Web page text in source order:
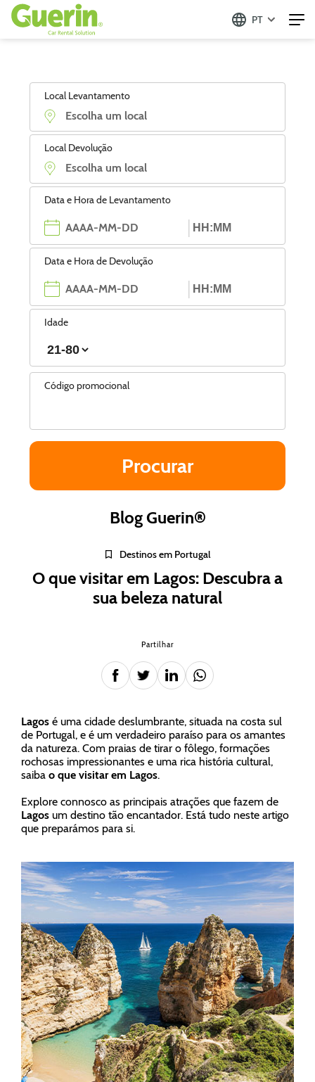
PT
Local Levantamento
Local Devolução
Data e Hora de Levantamento
Data e Hora de Devolução
Idade
Código promocional
Blog Guerin®
Destinos em Portugal
O que visitar em Lagos: Descubra a
sua beleza natural
Partilhar
Lagos é uma cidade deslumbrante, situada na costa sul
de Portugal, e é um verdadeiro paraíso para os amantes
da natureza. Com praias de tirar o fôlego, formações
rochosas impressionantes e uma rica história cultural,
saiba o que visitar em Lagos.
Explore connosco as principais atrações que fazem de
Lagos um destino tão encantador. Está tudo neste artigo
que preparámos para si.